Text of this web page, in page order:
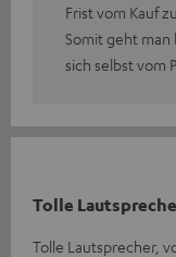
Frist vom Kauf
Somit geht man
sich selbst vom
Tolle
Tolle Lautsprecher,